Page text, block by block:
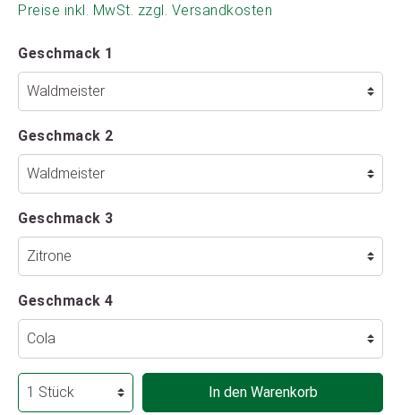
Preise inkl. MwSt. zzgl. Versandkosten
Geschmack 1
Geschmack 2
Geschmack 3
Geschmack 4
In den Warenkorb